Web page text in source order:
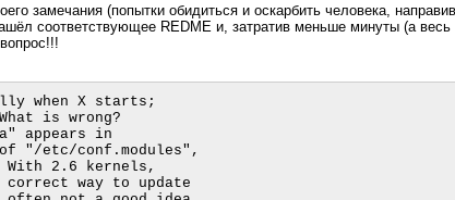
замечания (попытки обидиться и оскарбить человека,
соответствующее REDME и, затратив меньше минуты (а весь
when X starts;
appears in